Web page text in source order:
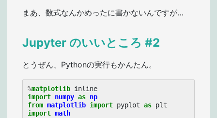
まあ、数式なんかめったに書かないんですが…
Jupyter のいいところ #2
とうぜん、Pythonの実行もかんたん。
%matplotlib
import numpy as np
from matplotlib import pyplot as plt
import math